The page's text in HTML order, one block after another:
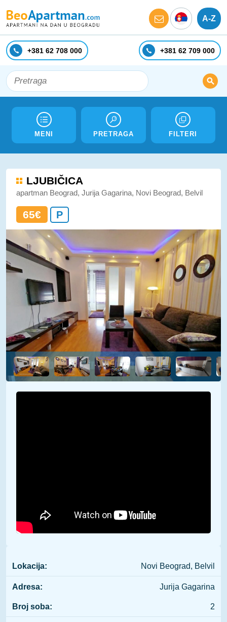
A-Z
+381 62 708 000 +381 62 709 000
MENI PRETRAGA FILTERI
LJUBIČICA
apartman Beograd, Jurija Gagarina, Novi Beograd, Belvil
65€ P
Lokacija: Novi Beograd, Belvil
Adresa: Jurija Gagarina
Broj soba: 2